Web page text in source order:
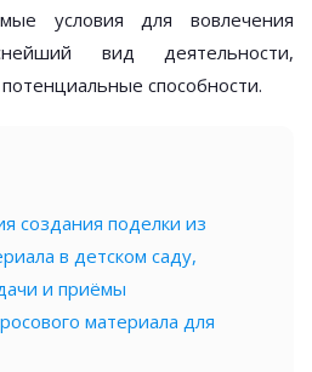
условия для вовлечения
вид деятельности,
способности.
создания поделки из
в детском саду,
и приёмы
материала для